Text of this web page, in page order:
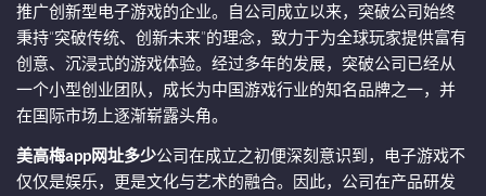
推广创新型电子游戏的企业。自公司成立以来，突破公司始终
秉持“突破传统、创新未来”的理念，致力于为全球玩家提供富有
创意、沉浸式的游戏体验。经过多年的发展，突破公司已经从
一个小型创业团队，成长为中国游戏行业的知名品牌之一，并
在国际市场上逐渐崭露头角。
美高梅app网址多少公司在成立之初便深刻意识到，电子游戏不
仅仅是娱乐，更是文化与艺术的融合。因此，公司在产品研发